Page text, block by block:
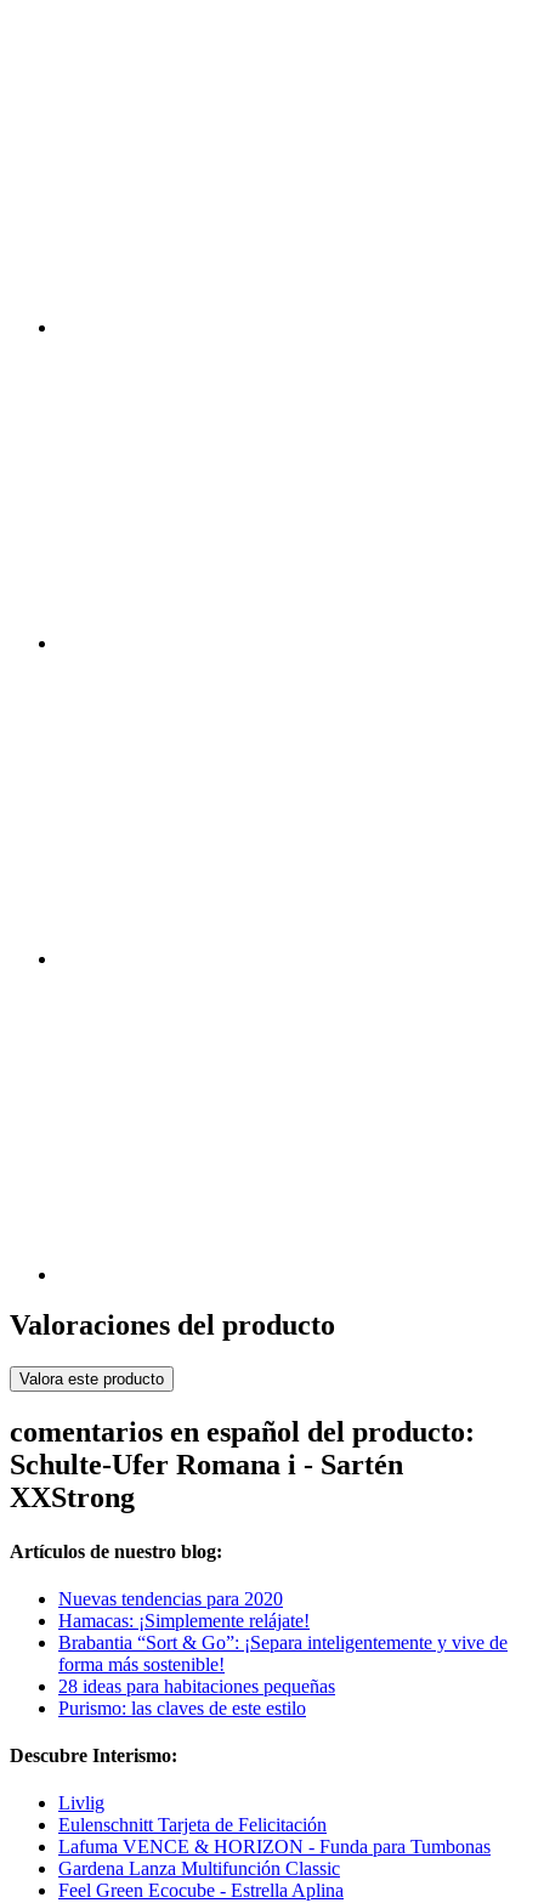
Valoraciones del producto
Valora este producto
comentarios en español del producto:
Schulte-Ufer Romana i - Sartén
XXStrong
Artículos de nuestro blog:
Nuevas tendencias para 2020
Hamacas: ¡Simplemente relájate!
Brabantia “Sort & Go”: ¡Separa inteligentemente y vive de
forma más sostenible!
28 ideas para habitaciones pequeñas
Purismo: las claves de este estilo
Descubre Interismo:
Livlig
Eulenschnitt Tarjeta de Felicitación
Lafuma VENCE & HORIZON - Funda para Tumbonas
Gardena Lanza Multifunción Classic
Feel Green Ecocube - Estrella Aplina